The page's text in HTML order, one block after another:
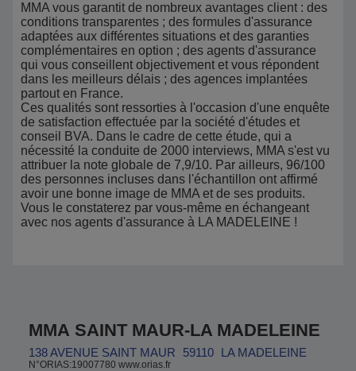
MMA vous garantit de nombreux avantages client : des
conditions transparentes ; des formules d'assurance
adaptées aux différentes situations et des garanties
complémentaires en option ; des agents d'assurance
qui vous conseillent objectivement et vous répondent
dans les meilleurs délais ; des agences implantées
partout en France.
Ces qualités sont ressorties à l'occasion d'une enquête
de satisfaction effectuée par la société d'études et
conseil BVA. Dans le cadre de cette étude, qui a
nécessité la conduite de 2000 interviews, MMA s'est vu
attribuer la note globale de 7,9/10. Par ailleurs, 96/100
des personnes incluses dans l'échantillon ont affirmé
avoir une bonne image de MMA et de ses produits.
Vous le constaterez par vous-même en échangeant
avec nos agents d'assurance à LA MADELEINE !
MMA SAINT MAUR-LA MADELEINE
138 AVENUE SAINT MAUR 59110 LA MADELEINE
N°ORIAS:19007780 www.orias.fr